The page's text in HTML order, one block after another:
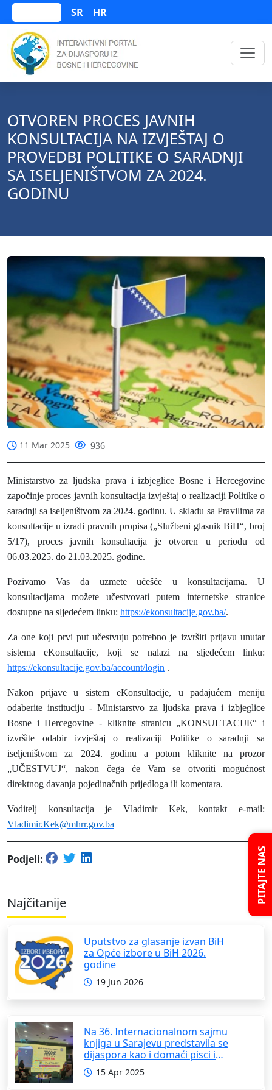
SR HR
PITAJTE NAS
OTVOREN PROCES JAVNIH
KONSULTACIJA NA IZVJEŠTAJ O
PROVEDBI POLITIKE O SARADNJI
SA ISELJENIŠTVOM ZA 2024.
GODINU
11 Mar 2025 936
Ministarstvo za ljudska prava i izbjeglice Bosne i Hercegovine
započinje proces javnih konsultacija izvještaj o realizaciji Politike o
saradnji sa iseljeništvom za 2024. godinu. U skladu sa Pravilima za
konsultacije u izradi pravnih propisa („Službeni glasnik BiH“, broj
5/17), proces javnih konsultacija je otvoren u periodu od
06.03.2025. do 21.03.2025. godine.
Pozivamo Vas da uzmete učešće u konsultacijama. U
konsultacijama možete učestvovati putem internetske stranice
dostupne na sljedećem linku: https://ekonsultacije.gov.ba/.
Za one koji prvi put učestvuju potrebno je izvršiti prijavu unutar
sistema eKonsultacije, koji se nalazi na sljedećem linku:
https://ekonsultacije.gov.ba/account/login .
Nakon prijave u sistem eKonsultacije, u padajućem meniju
odaberite instituciju - Ministarstvo za ljudska prava i izbjeglice
Bosne i Hercegovine - kliknite stranicu „KONSULTACIJE“ i
izvršite odabir izvještaj o realizaciji Politike o saradnji sa
iseljeništvom za 2024. godinu a potom kliknite na prozor
„UČESTVUJ“, nakon čega će Vam se otvoriti mogućnost
direktnog davanja pojedinačnih prijedloga ili komentara.
Voditelj konsultacija je Vladimir Kek, kontakt e-mail:
Vladimir.Kek@mhrr.gov.ba
Podjeli:
Najčitanije
Uputstvo za glasanje izvan BiH
za Opće izbore u BiH 2026.
godine
19 Jun 2026
Na 36. Internacionalnom sajmu
knjiga u Sarajevu predstavila se
dijaspora kao i domaći pisci i
umjetnici
15 Apr 2025